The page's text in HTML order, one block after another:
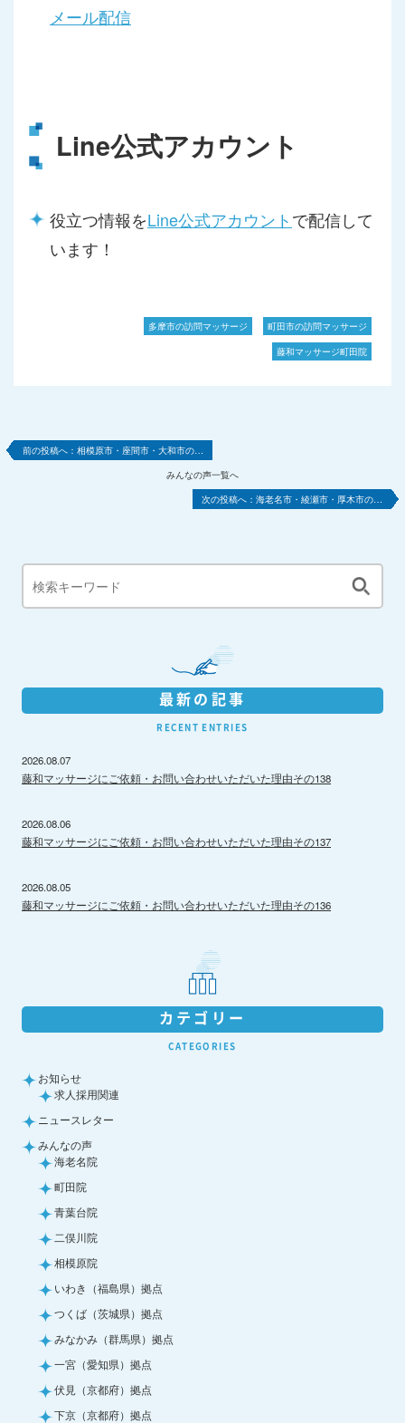
メール配信
Line公式アカウント
役立つ情報をLine公式アカウントで配信して
います！
多摩市の訪問マッサージ
町田市の訪問マッサージ
藤和マッサージ町田院
相模原市・座間市・大和市の…
みんなの声一覧へ
海老名市・綾瀬市・厚木市の…
最新の記事
RECENT ENTRIES
2026.08.07
藤和マッサージにご依頼・お問い合わせいただいた理由その138
2026.08.06
藤和マッサージにご依頼・お問い合わせいただいた理由その137
2026.08.05
藤和マッサージにご依頼・お問い合わせいただいた理由その136
カテゴリー
CATEGORIES
お知らせ
求人採用関連
ニュースレター
みんなの声
海老名院
町田院
青葉台院
二俣川院
相模原院
いわき（福島県）拠点
つくば（茨城県）拠点
みなかみ（群馬県）拠点
一宮（愛知県）拠点
伏見（京都府）拠点
下京（京都府）拠点